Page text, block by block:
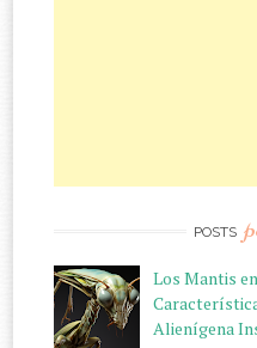
POSTS
Los Mantis
Alienígena